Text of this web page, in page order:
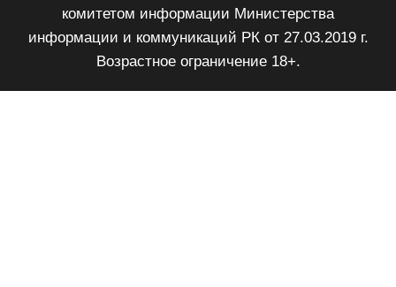
комитетом информации Министерства
информации и коммуникаций РК от 27.03.2019 г.
Возрастное ограничение 18+.